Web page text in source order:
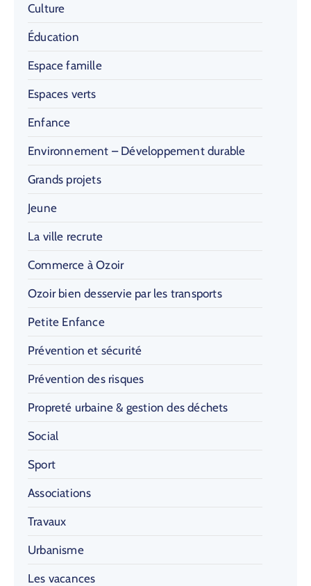
Culture
Éducation
Espace famille
Espaces verts
Enfance
Environnement – Développement durable
Grands projets
Jeune
La ville recrute
Commerce à Ozoir
Ozoir bien desservie par les transports
Petite Enfance
Prévention et sécurité
Prévention des risques
Propreté urbaine & gestion des déchets
Social
Sport
Associations
Travaux
Urbanisme
Les vacances